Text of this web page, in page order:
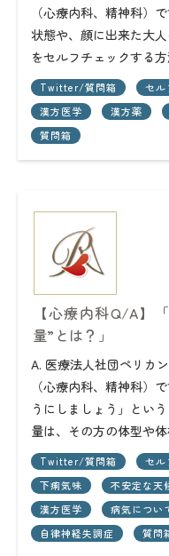
（心療内科、精神科
状態や、顔に出来た大
をセルフチェックする
Twitter/質問箱 セル
漢方医学
漢方薬
質問箱
【心療内科Q/A】
量”とは？」
A. 医療法人社団ペリカ
（心療内科、精神科
うにしましょう」とい
量は、その方の体型や
Twitter/質問箱 セル
下痢気味
不安定な天
漢方医学
病気につい
自律神経失調症
質問